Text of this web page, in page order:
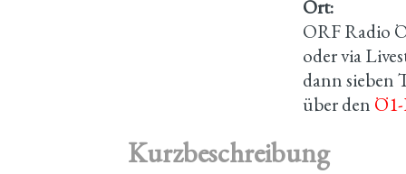
Ort:
ORF Radio
oder via
dann sieben
über den
Kurzbeschreibung